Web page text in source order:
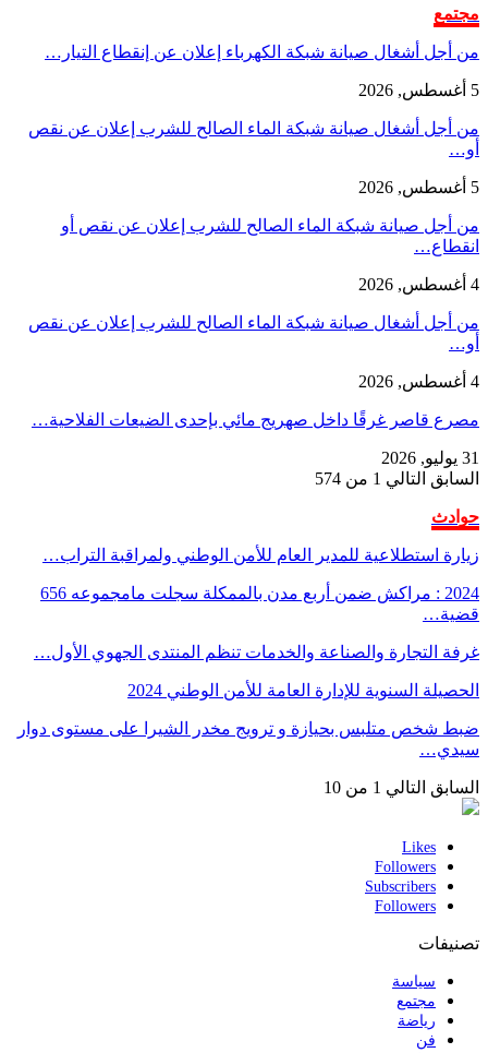
مجتمع
من أجل أشغال صيانة شبكة الكهرباء إعلان عن إنقطاع التيار…
5 أغسطس, 2026
من أجل أشغال صيانة شبكة الماء الصالح للشرب إعلان عن نقص
أو…
5 أغسطس, 2026
من أجل صيانة شبكة الماء الصالح للشرب إعلان عن نقص أو
انقطاع…
4 أغسطس, 2026
من أجل أشغال صيانة شبكة الماء الصالح للشرب إعلان عن نقص
أو…
4 أغسطس, 2026
مصرع قاصر غرقًا داخل صهريج مائي بإحدى الضيعات الفلاحية…
31 يوليو, 2026
السابق التالي 1 من 574
حوادث
زيارة استطلاعية للمدير العام للأمن الوطني ولمراقبة التراب…
2024 : مراكش ضمن أربع مدن بالممكلة سجلت مامجموعه 656
قضية…
غرفة التجارة والصناعة والخدمات تنظم المنتدى الجهوي الأول…
الحصيلة السنوية للإدارة العامة للأمن الوطني 2024
ضبط شخص متلبس بحيازة و ترويج مخدر الشيرا على مستوى دوار
سيدي…
السابق التالي 1 من 10
Likes
Followers
Subscribers
Followers
تصنيفات
سياسة
مجتمع
رياضة
فن